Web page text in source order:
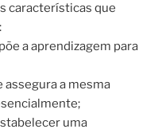
características que
a aprendizagem para
assegura a mesma
uma